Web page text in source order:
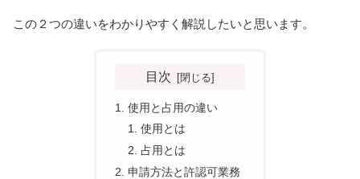
この２つの違いをわかりやすく解説したいと思います。
目次
使用と占用の違い
使用とは
占用とは
申請方法と許認可業務